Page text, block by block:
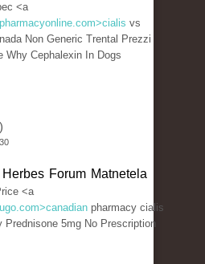
<a
vs
Non Generic Trental Prezzi
Why Cephalexin In Dogs
Forum Matnetela
<a
pharmacy cialis
Prednisone 5mg No Prescription